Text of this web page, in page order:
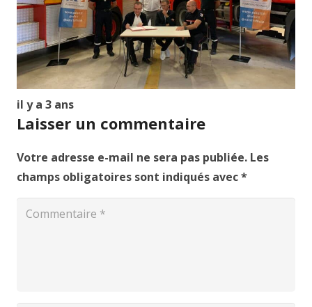
il y a 3 ans
Laisser un commentaire
Votre adresse e-mail ne sera pas publiée. Les
champs obligatoires sont indiqués avec*